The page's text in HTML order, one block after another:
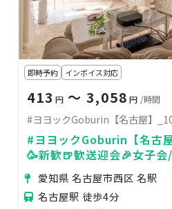
即時予約 インボイス対応
413 円 〜 3,058 円 /時間
#ヨヨックGoburin【名古屋】
#ヨヨックGoburin【名古
🥳新歓🍺歓送迎会🎉女子
影/24H
愛知県 名古屋市西区 名駅
名古屋駅 徒歩4分